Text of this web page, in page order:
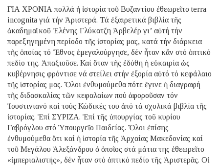
ΓΙΑ ΧΡΟΝΙΑ πολλά ἡ ἱστορία τοῦ Βυζαντίου ἐθεωρεῖτο terra
incognita γιά τήν Ἀριστερά. Τά ἐξαιρετικά βιβλία τῆς
ἀκαδημαϊκοῦ Ἑλένης Γλύκατζη Ἀρβελέρ γι’ αὐτή τήν
παρεξηγημένη περίοδο τῆς ἱστορίας μας, κατά τήν διάρκεια
τῆς ὁποίας τό Ἔθνος ἐμεγαλούργησε, δέν ἦταν κἄν στό ὀπτικό
πεδίο της. Ἀπαξιοῦσε. Καί ὅταν τῆς ἐδόθη ἡ εὐκαιρία ὡς
κυβέρνησις φρόντισε νά στείλει στήν ἐξορία αὐτό τό κεφάλαιο
τῆς ἱστορίας μας. Ὅλοι ἐνθυμούμεθα πότε ἔγινε ἡ διαγραφή
τῆς διδασκαλίας τῶν κεφαλαίων πού ἀφοροῦσαν τόν
Ἰουστινιανό καί τούς Κώδικές του ἀπό τά σχολικά βιβλία τῆς
ἱστορίας. Ἐπί ΣΥΡΙΖΑ. Ἐπί τῆς ὑπουργίας τοῦ κυρίου
Γαβρόγλου στό Ὑπουργεῖο Παιδείας. Ὅλοι ἐπίσης
ἐνθυμούμεθα ὅτι καί ἡ ἱστορία τῆς Ἀρχαίας Μακεδονίας καί
τοῦ Μεγάλου Ἀλεξάνδρου ὁ ὁποῖος στά μάτια της ἐθεωρεῖτο
«ἰμπεριαλιστής», δέν ἦταν στό ὀπτικό πεδίο τῆς Ἀριστερᾶς. Οἱ